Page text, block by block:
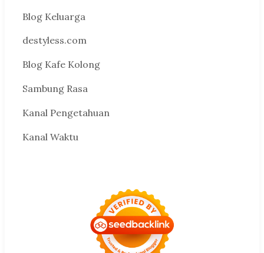
Blog Keluarga
destyless.com
Blog Kafe Kolong
Sambung Rasa
Kanal Pengetahuan
Kanal Waktu